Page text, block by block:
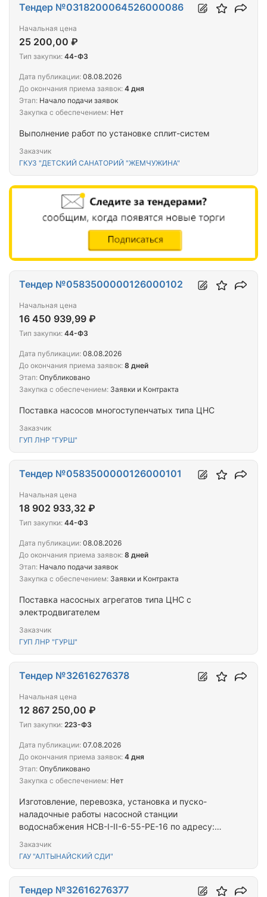
Выполнение работ по установке сплит-систем
Заказчик
ГКУЗ "ДЕТСКИЙ САНАТОРИЙ "ЖЕМЧУЖИНА"
Тендер №0318200064526000086
Начальная цена
25 200,00 ₽
Тип закупки: 44-ФЗ
Дата публикации: 08.08.2026
До окончания приема заявок: 4 дня
Этап: Начало подачи заявок
Закупка с обеспечением: Нет
Поставка насосов многоступенчатых типа ЦНС
Заказчик
ГУП ЛНР "ГУРШ"
Тендер №0583500000126000102
Начальная цена
16 450 939,99 ₽
Тип закупки: 44-ФЗ
Дата публикации: 08.08.2026
До окончания приема заявок: 8 дней
Этап: Опубликовано
Закупка с обеспечением: Заявки и Контракта
Поставка насосных агрегатов типа ЦНС с
электродвигателем
Заказчик
ГУП ЛНР "ГУРШ"
Тендер №0583500000126000101
Начальная цена
18 902 933,32 ₽
Тип закупки: 44-ФЗ
Дата публикации: 08.08.2026
До окончания приема заявок: 8 дней
Этап: Начало подачи заявок
Закупка с обеспечением: Заявки и Контракта
Изготовление, перевозка, установка и пуско-
наладочные работы насосной станции
водоснабжения НСВ-I-II-6-55-РЕ-16 по адресу:
д.33
Заказчик
ГАУ "АЛТЫНАЙСКИЙ СДИ"
Тендер №32616276378
Начальная цена
12 867 250,00 ₽
Тип закупки: 223-ФЗ
Дата публикации: 07.08.2026
До окончания приема заявок: 4 дня
Этап: Опубликовано
Закупка с обеспечением: Нет
Тендер №32616276377